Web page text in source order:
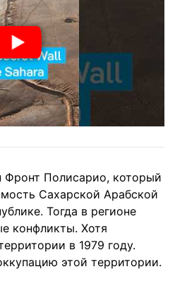
Фронт Полисарио, который
Сахарской Арабской
Тогда в регионе
конфликты. Хотя
в 1979 году.
этой территории.